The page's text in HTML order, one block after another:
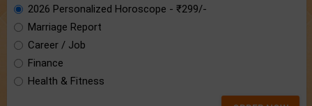
2026 Personalized Horoscope - ₹299/-
Marriage Report
Career / Job
Finance
Health & Fitness